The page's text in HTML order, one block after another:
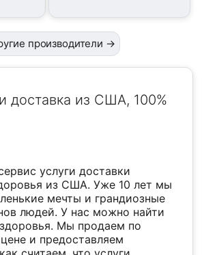
производители →
доставка из США, 100%
услуги доставки
из США. Уже 10 лет мы
мечты и грандиозные
людей. У нас можно найти
Мы продаем по
и предоставляем